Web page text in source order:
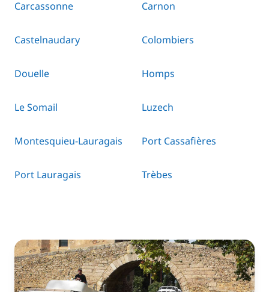
Carcassonne Carnon
Castelnaudary Colombiers
Douelle Homps
Le Somail Luzech
Montesquieu-Lauragais Port Cassafières
Port Lauragais Trèbes